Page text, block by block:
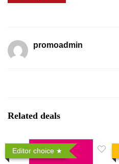
promoadmin
Related deals
Editor choice